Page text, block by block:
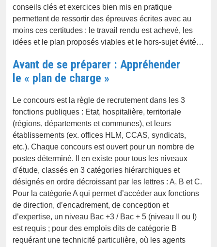
conseils clés et exercices bien mis en pratique
permettent de ressortir des épreuves écrites avec au
moins ces certitudes : le travail rendu est achevé, les
idées et le plan proposés viables et le hors-sujet évité…
Avant de se préparer : Appréhender
le « plan de charge »
Le concours est la règle de recrutement dans les 3
fonctions publiques : Etat, hospitalière, territoriale
(régions, départements et communes), et leurs
établissements (ex. offices HLM, CCAS, syndicats,
etc.). Chaque concours est ouvert pour un nombre de
postes déterminé. Il en existe pour tous les niveaux
d'étude, classés en 3 catégories hiérarchiques et
désignés en ordre décroissant par les lettres : A, B et C.
Pour la catégorie A qui permet d’accéder aux fonctions
de direction, d’encadrement, de conception et
d’expertise, un niveau Bac +3 / Bac + 5 (niveau II ou I)
est requis ; pour des emplois dits de catégorie B
requérant une technicité particulière, où les agents